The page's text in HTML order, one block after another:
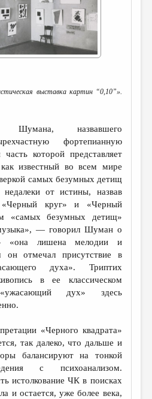
выставка картин “0,10”».
Шумана, назвавшего
фортепианную
которой представляет
известный во всем мире
самых безумных детищ
от истины, назвав
«Черный круг» и «Черный
«самых безумных детищ»
— говорил Шуман о
«она лишена мелодии и
отмечал присутствие в
духа». Триптих
в ее классическом
дух» здесь
«Черного квадрата»
так далеко, что дальше и
балансируют на тонкой
с психоанализом.
истолкование ЧК в поисках
и остается, уже более века,